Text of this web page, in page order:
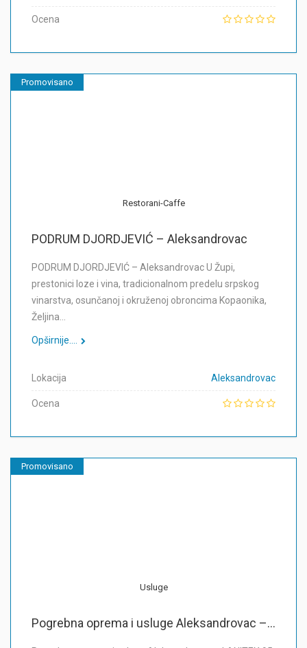
Ocena
Promovisano
Restorani-Caffe
PODRUM DJORDJEVIĆ – Aleksandrovac
PODRUM DJORDJEVIĆ – Aleksandrovac U Župi,
prestonici loze i vina, tradicionalnom predelu srpskog
vinarstva, osunčanoj i okruženoj obroncima Kopaonika,
Željina…
Opširnije....
Lokacija Aleksandrovac
Ocena
Promovisano
Usluge
Pogrebna oprema i usluge Aleksandrovac –...